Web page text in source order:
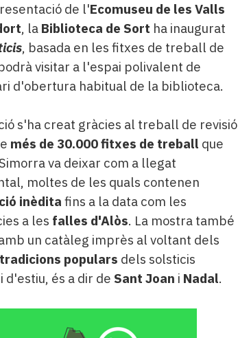
de l'Ecomuseu de les Valls
, la Biblioteca de Sort ha inaugurat
, basada en les fitxes de treball de
visitar a l'espai polivalent de
d'obertura habitual de la biblioteca.
s'ha creat gràcies al treball de revisió
més de 30.000 fitxes de treball que
va deixar com a llegat
moltes de les quals contenen
inèdita fins a la data com les
a les falles d'Alòs. La mostra també
un catàleg imprès al voltant dels
populars dels solsticis
d'estiu, és a dir de Sant Joan i Nadal.